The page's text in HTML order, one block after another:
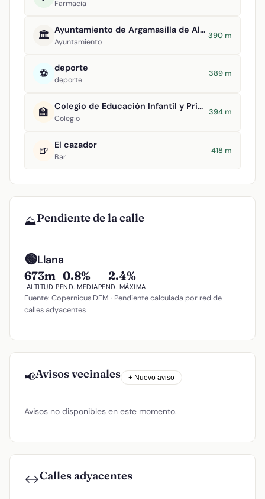
Farmacia
🏛️ Ayuntamiento de Argamasilla de Alba
Ayuntamiento
390 m
⚽ deporte
deporte
389 m
🏫 Colegio de Educación Infantil y Primaria Divino Maestro
Colegio
394 m
🍺 El cazador
Bar
418 m
⛰️Pendiente de la calle
🟢Llana
673m
ALTITUD
0.8%
PEND. MEDIA
2.4%
PEND. MÁXIMA
Fuente: Copernicus DEM · Pendiente calculada por red de
calles adyacentes
📢Avisos vecinales + Nuevo aviso
Avisos no disponibles en este momento.
↔️Calles adyacentes